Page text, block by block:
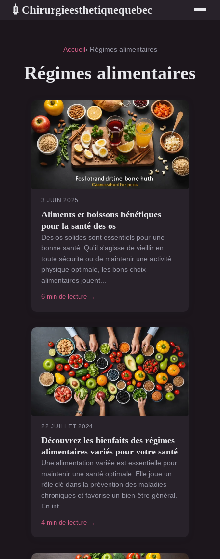
💉 Chirurgieesthetiquequebec
Accueil › Régimes alimentaires
Régimes alimentaires
3 JUIN 2025
Aliments et boissons bénéfiques
pour la santé des os
Des os solides sont essentiels pour une
bonne santé. Qu'il s'agisse de vieillir en
toute sécurité ou de maintenir une activité
physique optimale, les bons choix
alimentaires jouent...
6 min de lecture →
22 JUILLET 2024
Découvrez les bienfaits des régimes
alimentaires variés pour votre santé
Une alimentation variée est essentielle pour
maintenir une santé optimale. Elle joue un
rôle clé dans la prévention des maladies
chroniques et favorise un bien-être général.
En int...
4 min de lecture →